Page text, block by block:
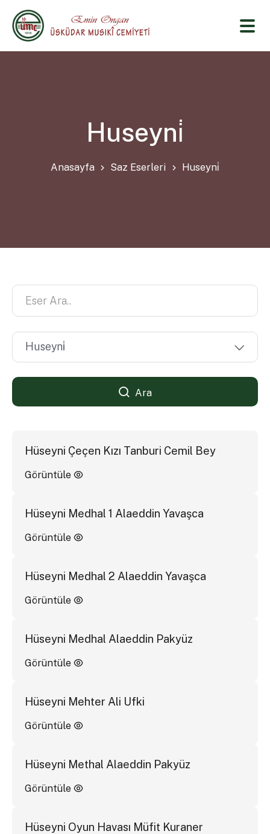
Huseyni̇
Anasayfa Saz Eserleri Huseyni̇
Ara
Hüseyni Çeçen Kızı Tanburi Cemil Bey
Görüntüle
Hüseyni Medhal 1 Alaeddin Yavaşca
Görüntüle
Hüseyni Medhal 2 Alaeddin Yavaşca
Görüntüle
Hüseyni Medhal Alaeddin Pakyüz
Görüntüle
Hüseyni Mehter Ali Ufki
Görüntüle
Hüseyni Methal Alaeddin Pakyüz
Görüntüle
Hüseyni Oyun Havası Müfit Kuraner